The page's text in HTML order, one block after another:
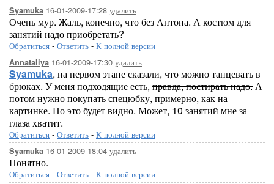
Syamuka 16-01-2009-17:28 удалить
Очень мур. Жаль, конечно, что без Антона. А костюм для
занятий надо приобретать?
Обратиться - Ответить - К полной версии
Annataliya 16-01-2009-17:30 удалить
Syamuka, на первом этапе сказали, что можно танцевать в
брюках. У меня подходящие есть, правда, постирать надо.А
потом нужно покупать спецюбку, примерно, как на
картинке. Но это будет видно. Может, 10 занятий мне за
глаза хватит.
Обратиться - Ответить - К полной версии
Syamuka 16-01-2009-18:04 удалить
Понятно.
Обратиться - Ответить - К полной версии